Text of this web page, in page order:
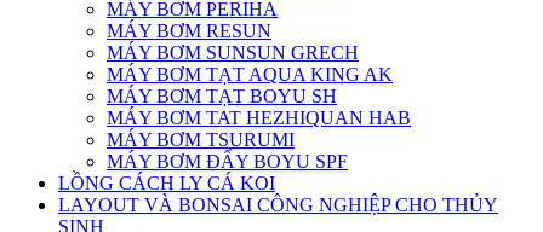
MÁY BƠM PERIHA
MÁY BƠM RESUN
MÁY BƠM SUNSUN GRECH
MÁY BƠM TẠT AQUA KING AK
MÁY BƠM TẠT BOYU SH
MÁY BƠM TAT HEZHIQUAN HAB
MÁY BƠM TSURUMI
MÁY BƠM ĐẨY BOYU SPF
LỒNG CÁCH LY CÁ KOI
LAYOUT VÀ BONSAI CÔNG NGHIỆP CHO THỦY
SINH